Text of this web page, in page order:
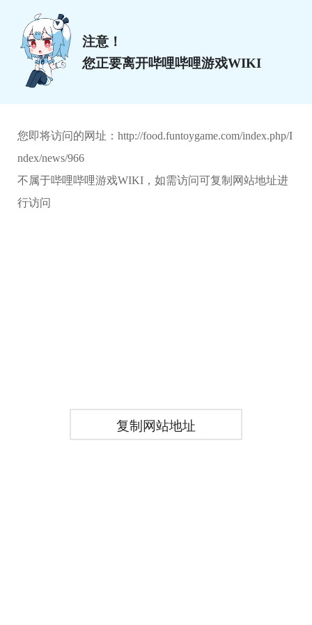
注意！
您正要离开哔哩哔哩游戏WIKI
您即将访问的网址： http://food.funtoygame.com/index.php/I
ndex/news/966
不属于哔哩哔哩游戏WIKI，如需访问可复制网站地址进
行访问
复制网站地址